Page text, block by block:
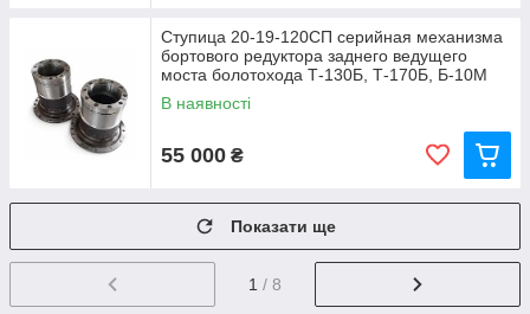
Ступица 20-19-120СП серийная механизма
бортового редуктора заднего ведущего
моста болотохода Т-130Б, Т-170Б, Б-10М
В наявності
55 000 ₴
Показати ще
1 / 8